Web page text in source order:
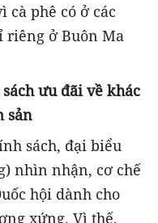
cà phê có ở các
riêng ở Buôn Ma
ưu đãi về khác
sản
sách, đại biểu
nhìn nhận, cơ chế
hội dành cho
xứng. Vì thế,